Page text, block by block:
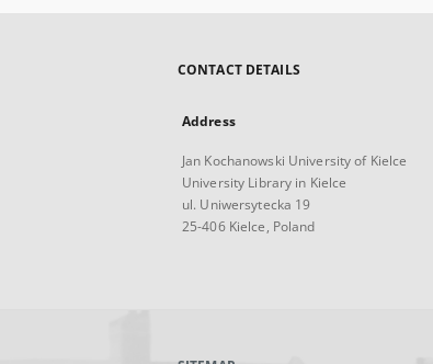
CONTACT DETAILS
Address
Jan Kochanowski University of Kielce
University Library in Kielce
ul. Uniwersytecka 19
25-406 Kielce, Poland